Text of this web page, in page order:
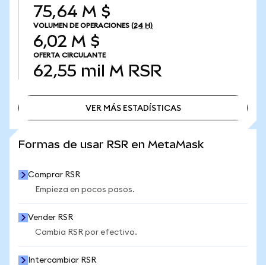
75,64 M $
VOLUMEN DE OPERACIONES (24 H)
6,02 M $
OFERTA CIRCULANTE
62,55 mil M RSR
VER MÁS ESTADÍSTICAS
Formas de usar RSR en MetaMask
Comprar RSR
Empieza en pocos pasos.
Vender RSR
Cambia RSR por efectivo.
Intercambiar RSR